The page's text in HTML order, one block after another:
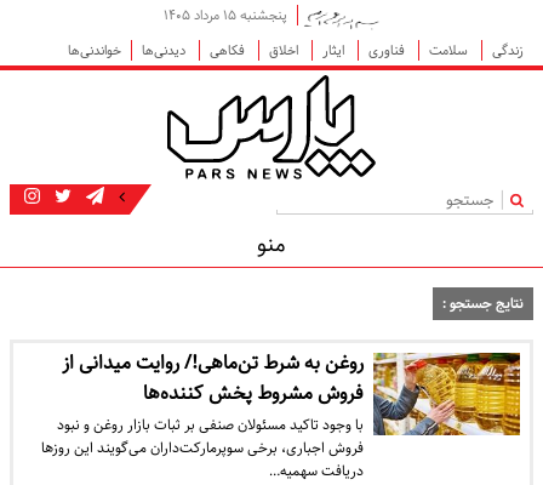
پنجشنبه ۱۵ مرداد ۱۴۰۵
زندگی
سلامت فناوری ایثار اخلاق فکاهی دیدنی‌ها خواندنی‌ها
|
منو
نتایج جستجو :
روغن به شرط تن‌ماهی!/ روایت میدانی از
فروش‌ مشروط پخش کننده‌ها
با وجود تاکید مسئولان صنفی بر ثبات بازار روغن و نبود
فروش اجباری، برخی سوپرمارکت‌داران می‌گویند این روزها
دریافت سهمیه…